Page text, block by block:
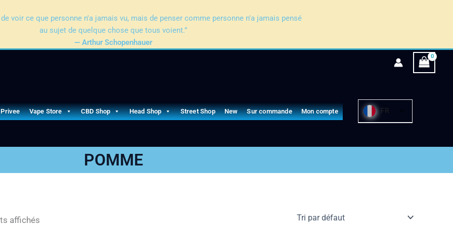
voir ce que personne n'a jamais vu, mais de penser comme personne n'a jamais pensé
au sujet de quelque chose que tous voient.”
— Arthur Schopenhauer
Vape Store CBD Shop Head Shop Street Shop New Sur commande Mon compte FR
POMME
affichés